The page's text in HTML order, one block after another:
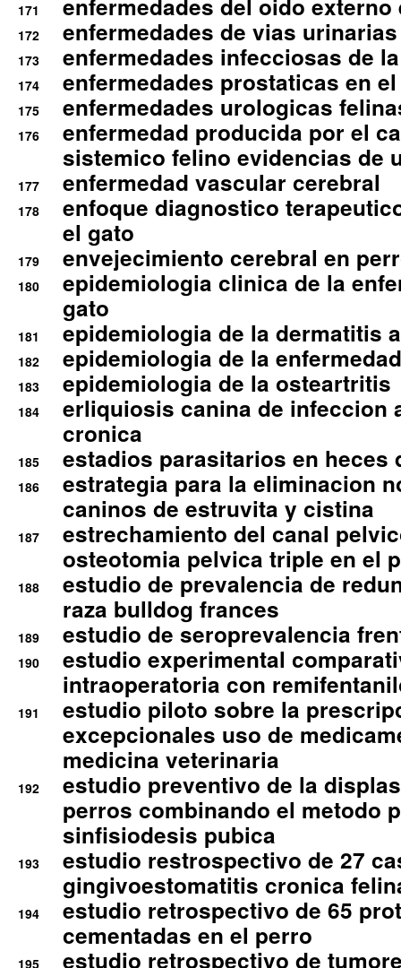
171 enfermedades del oido
172 enfermedades de vias
173 enfermedades infecciosas de
174 enfermedades prostaticas en
175 enfermedades urologicas
176
enfermedad producida por el
sistemico felino evidencias de
177 enfermedad vascular cerebral
178
enfoque diagnostico
el gato
179 envejecimiento cerebral en
180
epidemiologia clinica de la
gato
181 epidemiologia de la dermatitis
182 epidemiologia de la
183 epidemiologia de la osteartritis
184
erliquiosis canina de infeccion
cronica
185 estadios parasitarios en heces
186
estrategia para la eliminacion
caninos de estruvita y cistina
187
estrechamiento del canal
osteotomia pelvica triple en el
188
estudio de prevalencia de
raza bulldog frances
189 estudio de seroprevalencia
190
estudio experimental
intraoperatoria con
191
estudio piloto sobre la
excepcionales uso de
medicina veterinaria
192
estudio preventivo de la
perros combinando el metodo
sinfisiodesis pubica
193
estudio restrospectivo de 27
gingivoestomatitis cronica
194
estudio retrospectivo de 65
cementadas en el perro
195
estudio retrospectivo de